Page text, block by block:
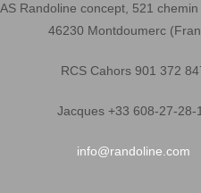
Randoline concept, 521
46230 Montdoumerc
RCS Cahors 901 372
Jacques +33 608-27-28-
info@randoline.com